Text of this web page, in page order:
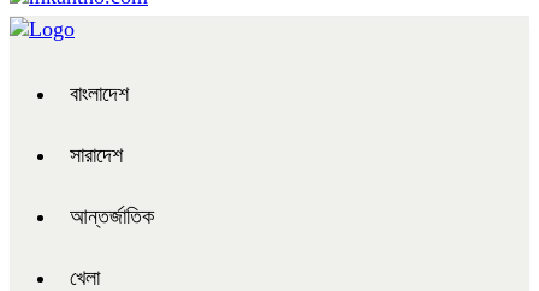
বাংলাদেশ
সারাদেশ
আন্তর্জাতিক
খেলা